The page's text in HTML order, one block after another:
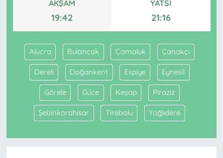
AKŞAM
19:42
YATSI
21:16
Alucra Bulancak Çamoluk Çanakçı
Dereli Doğankent Espiye Eynesil
Görele Güce Keşap Piraziz
Şebinkarahisar Tirebolu Yağlıdere